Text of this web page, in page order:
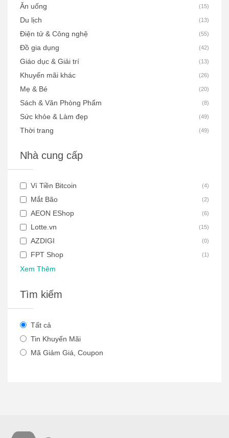
Ăn uống (15)
Du lịch (13)
Điện tử & Công nghệ (55)
Đồ gia dụng (42)
Giáo dục & Giải trí (13)
Khuyến mãi khác (26)
Mẹ & Bé (20)
Sách & Văn Phòng Phẩm (8)
Sức khỏe & Làm đẹp (49)
Thời trang (49)
Nhà cung cấp
Ví Tiền Bitcoin (4)
Mắt Bão (2)
AEON EShop (6)
Lotte.vn (15)
AZDIGI (0)
FPT Shop (1 )
Xem Thêm
Tìm kiếm
Tất cả
Tin Khuyến Mãi
Mã Giảm Giá, Coupon